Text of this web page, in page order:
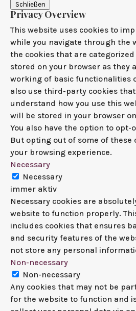
Schließen
Privacy Overview
This website uses cookies to
while you navigate through the
the cookies that are categorized
stored on your browser as they
working of basic functionalities
also use third-party cookies
understand how you use this
will be stored in your browser
You also have the option to opt-
But opting out of some of these
your browsing experience.
Necessary
Necessary
immer aktiv
Necessary cookies are
website to function properly.
includes cookies that ensures
and security features of the
not store any personal
Non-necessary
Non-necessary
Any cookies that may not be
for the website to function and